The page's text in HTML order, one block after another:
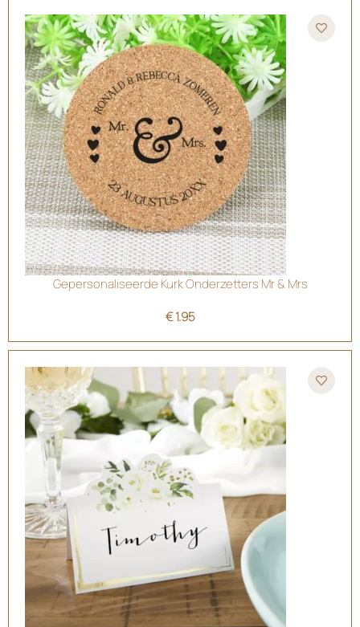
Gepersonaliseerde Kurk Onderzetters Mr & Mrs
€1.95